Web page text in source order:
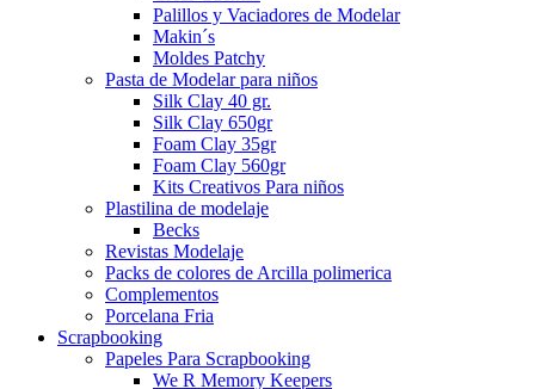
Palillos y Vaciadores de Modelar
Makin´s
Moldes Patchy
Pasta de Modelar para niños
Silk Clay 40 gr.
Silk Clay 650gr
Foam Clay 35gr
Foam Clay 560gr
Kits Creativos Para niños
Plastilina de modelaje
Becks
Revistas Modelaje
Packs de colores de Arcilla polimerica
Complementos
Porcelana Fria
Scrapbooking
Papeles Para Scrapbooking
We R Memory Keepers